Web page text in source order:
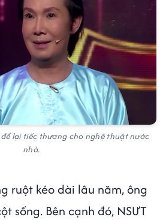
để lại tiếc thương cho nghệ thuật nước
nhà.
ruột kéo dài lâu năm, ông
sống. Bên cạnh đó, NSƯT